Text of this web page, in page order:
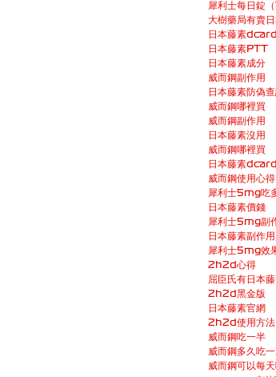
犀利士每日錠
大樹藥局有賣
日本藤素dcard
日本藤素PTT
日本藤素成分
威而鋼副作用
日本藤素防偽
威而鋼哪裡買
威而鋼副作用
日本藤素沒用
威而鋼哪裡買
日本藤素dcard
威而鋼使用心得
犀利士5mg吃
日本藤素價錢
犀利士5mg副
日本藤素副作
犀利士5mg效
2h2d心得
屈臣氏有日本
2h2d黑金版
日本藤素官網
2h2d使用方法
威而鋼吃一半
威而鋼多久吃一
威而鋼可以每